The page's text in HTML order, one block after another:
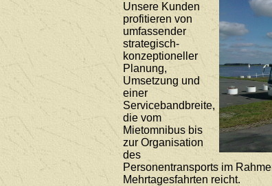
Unsere Kunden
profitieren von
umfassender
strategisch-
konzeptioneller
Planung,
Umsetzung und
einer
Servicebandbreite,
die vom
Mietomnibus bis
zur Organisation
des
Personentransports im
Mehrtagesfahrten reicht.